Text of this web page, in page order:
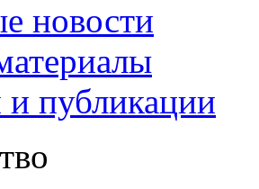
новости
и публикации